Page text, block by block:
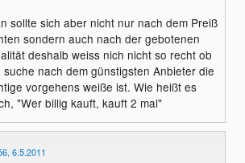
sollte sich aber nicht nur nach dem Preiß
sondern auch nach der gebotenen
deshalb weiss nich nicht so recht ob
suche nach dem günstigsten Anbieter die
vorgehens weiße ist. Wie heißt es
"Wer billig kauft, kauft 2 mal"
6.5.2011